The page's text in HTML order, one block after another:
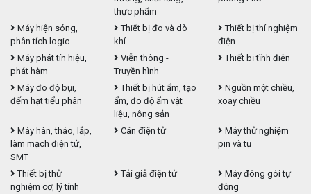
thực phẩm
Máy hiện sóng,
phân tích logic
Thiết bị đo và dò
khí
Thiết bị thí nghiệm
điện
Máy phát tín hiệu,
phát hàm
Viễn thông -
Truyền hình
Thiết bị tĩnh điện
Máy đo độ bụi,
đếm hạt tiểu phân
Thiết bị hút ẩm, tạo
ẩm, đo độ ẩm vật
liệu, nông sản
Nguồn một chiều,
xoay chiều
Máy hàn, tháo, lắp,
làm mạch điện tử,
SMT
Cân điện tử
Máy thử nghiệm
pin và tụ
Thiết bị thử
nghiệm cơ, lý tính
Tải giả điện tử
Máy đóng gói tự
động